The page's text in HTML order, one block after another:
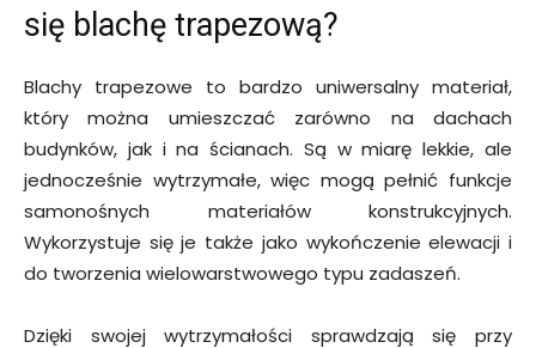
się blachę trapezową?
Blachy trapezowe to bardzo uniwersalny materiał,
który można umieszczać zarówno na dachach
budynków, jak i na ścianach. Są w miarę lekkie, ale
jednocześnie wytrzymałe, więc mogą pełnić funkcje
samonośnych materiałów konstrukcyjnych.
Wykorzystuje się je także jako wykończenie elewacji i
do tworzenia wielowarstwowego typu zadaszeń.
Dzięki swojej wytrzymałości sprawdzają się przy